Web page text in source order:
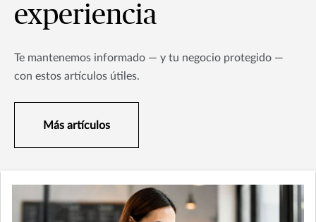
experiencia
Te mantenemos informado — y tu negocio protegido —
con estos artículos útiles.
Más artículos